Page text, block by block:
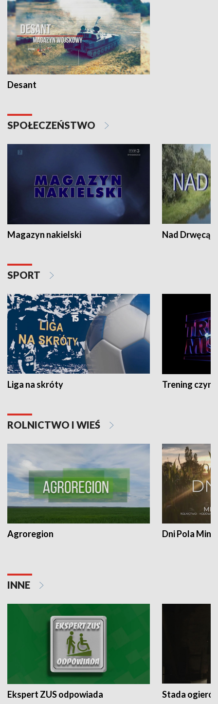
Desant
SPOŁECZEŃSTWO
Magazyn nakielski Nad Drwęcą
SPORT
Liga na skróty Trening czyni
ROLNICTWO I WIEŚ
Agroregion Dni Pola
INNE
Ekspert ZUS odpowiada Stada